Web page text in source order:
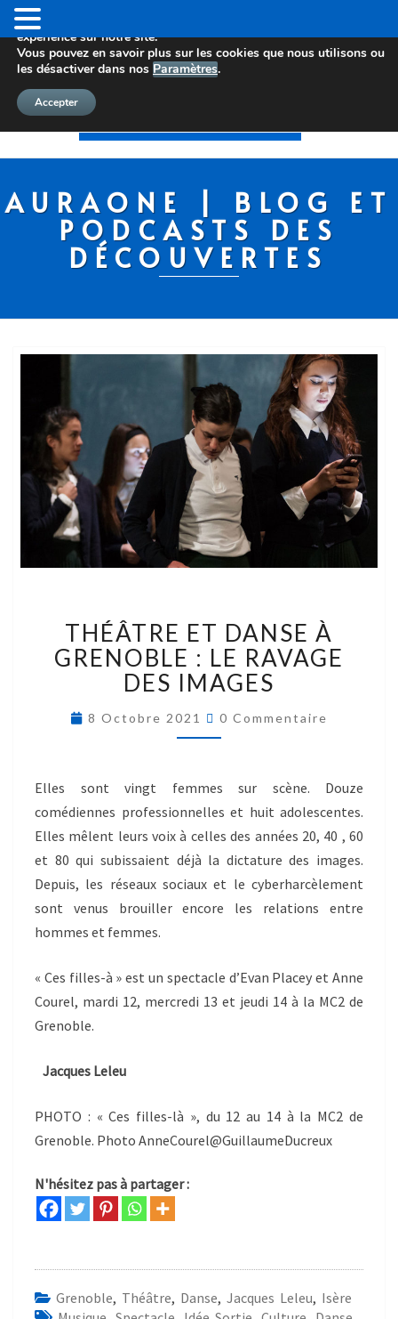
AURAONE | BLOG ET
PODCASTS DES
DÉCOUVERTES
THÉÂTRE ET DANSE À
GRENOBLE : LE RAVAGE
DES IMAGES
8 Octobre 2021 0 Commentaire
Elles sont vingt femmes sur scène. Douze
comédiennes professionnelles et huit adolescentes.
Elles mêlent leurs voix à celles des années 20, 40 , 60
et 80 qui subissaient déjà la dictature des images.
Depuis, les réseaux sociaux et le cyberharcèlement
sont venus brouiller encore les relations entre
hommes et femmes.
« Ces filles-à » est un spectacle d’Evan Placey et Anne
Courel, mardi 12, mercredi 13 et jeudi 14 à la MC2 de
Grenoble.
Jacques Leleu
PHOTO : « Ces filles-là », du 12 au 14 à la MC2 de
Grenoble. Photo AnneCourel@GuillaumeDucreux
N'hésitez pas à partager :
Grenoble, Théâtre, Danse, Jacques Leleu, Isère
Nous utilisons des cookies pour vous offrir la meilleure
expérience sur notre site.
Vous pouvez en savoir plus sur les cookies que nous utilisons ou
les désactiver dans nos Paramètres.
Accepter